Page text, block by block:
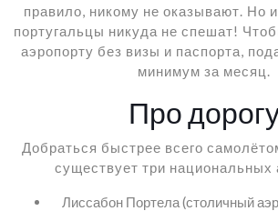
правило, никому не оказывают. Но
португальцы никуда не спешат!
аэропорту без визы и паспорта,
минимум за месяц.
Про
Добраться быстрее всего
существует три национальных
Лиссабон Портела (столичный